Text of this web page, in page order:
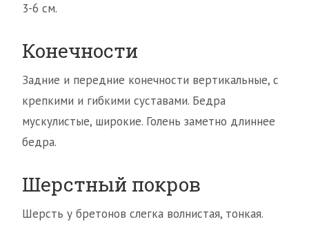
3-6 см.
Конечности
Задние и передние конечности вертикальные, с
крепкими и гибкими суставами. Бедра
мускулистые, широкие. Голень заметно длиннее
бедра.
Шерстный покров
Шерсть у бретонов слегка волнистая, тонкая.